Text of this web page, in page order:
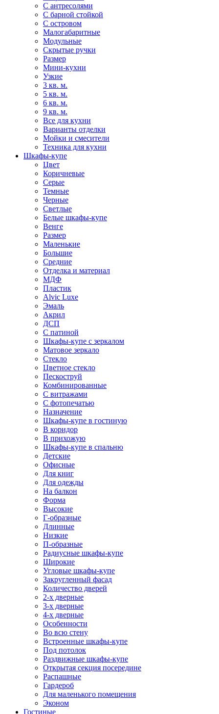
С антресолями
С барной стойкой
С островом
Малогабаритные
Модульные
Скрытые ручки
Размер
Мини-кухни
Узкие
3 кв. м.
5 кв. м.
6 кв. м.
9 кв. м.
Все для кухни
Варианты отделки
Мойки и смесители
Техника для кухни
Шкафы-купе
Цвет
Коричневые
Серые
Темные
Черные
Светлые
Белые шкафы-купе
Венге
Размер
Маленькие
Большие
Средние
Отделка и материал
МДФ
Пластик
Alvic Luxe
Эмаль
Акрил
ДСП
С патиной
Шкафы-купе с зеркалом
Матовое зеркало
Стекло
Цветное стекло
Пескоструй
Комбинированные
С витражами
С фотопечатью
Назначение
Шкафы-купе в гостиную
В коридор
В прихожую
Шкафы-купе в спальню
Детские
Офисные
Для книг
Для одежды
На балкон
Форма
Высокие
Г-образные
Длинные
Низкие
П-образные
Радиусные шкафы-купе
Широкие
Угловые шкафы-купе
Закругленный фасад
Количество дверей
2-х дверные
3-х дверные
4-х дверные
Особенности
Во всю стену
Встроенные шкафы-купе
Под потолок
Раздвижные шкафы-купе
Открытая секция посередине
Распашные
Гардероб
Для маленького помещения
Эконом
Гостиные